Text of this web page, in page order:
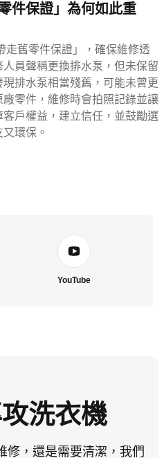
件保證」為何如此重
走舊零件保證」，確保維修透
員聲稱更換排水泵，但未保留
排水泵相當殘舊，可能未曾更
零件，維修時會拍照記錄並讓
戶權益，建立信任，並鼓勵選
環保。
YouTube
洗衣機
修，還是需要清潔，我們